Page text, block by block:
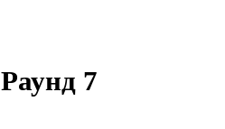
Раунд 7